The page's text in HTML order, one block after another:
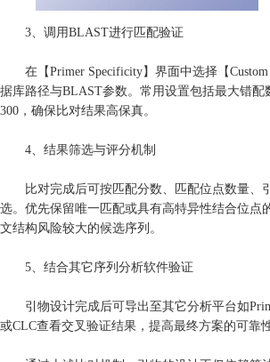
3、调用BLAST进行匹配验证
在【Primer Specificity】界面中选择【Custom
据库路径与BLAST参数。常用设置包括最大错配
300，确保比对结果高保真。
4、结果筛选与评分机制
比对完成后可按匹配分数、匹配位点数量、
选。优先保留唯一匹配或具有高特异性结合位点
文结构风险较大的候选序列。
5、结合其它序列分析软件验证
引物设计完成后可导出至其它分析平台如
或CLC查看交叉验证结果，提高最终方案的可靠性